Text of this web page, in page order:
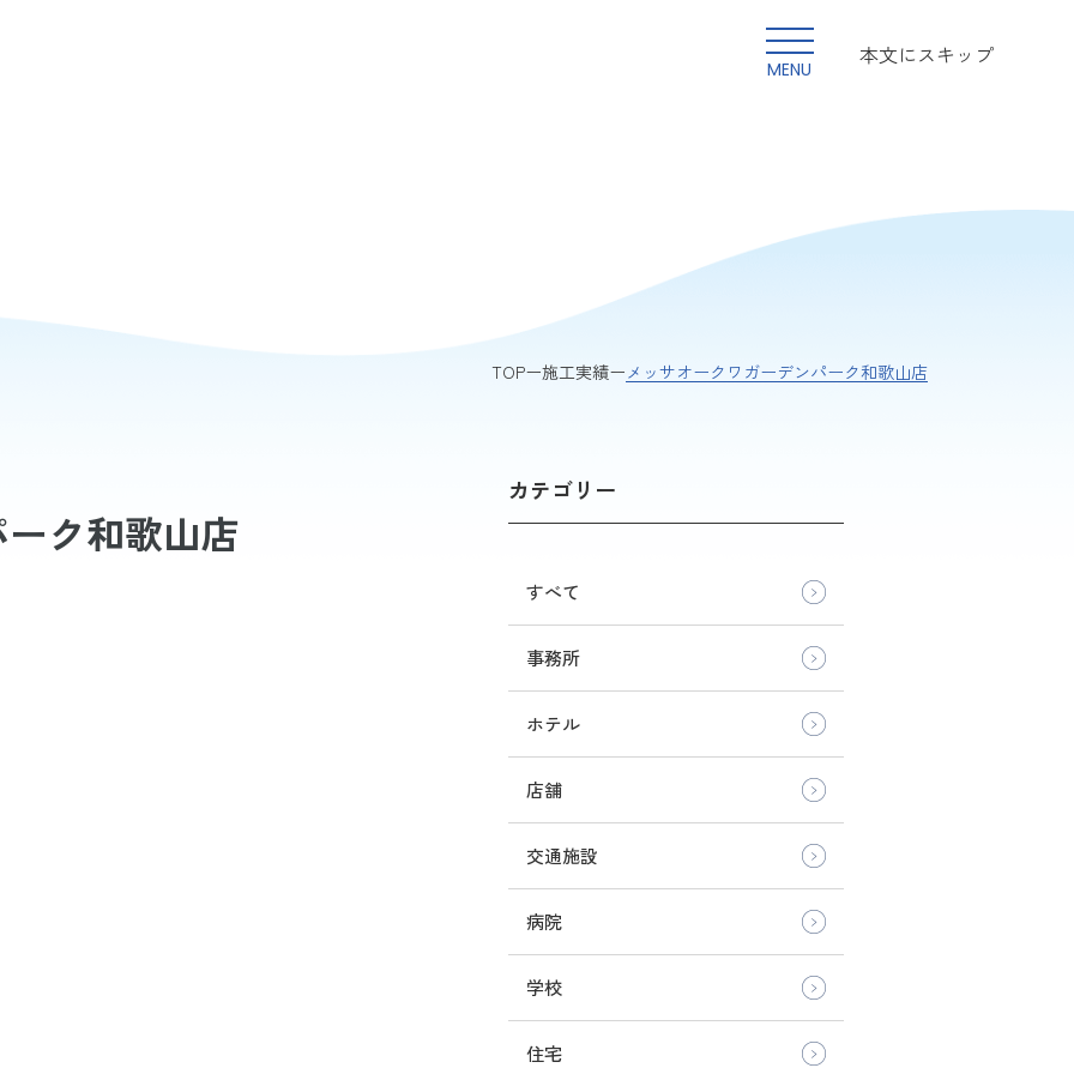
MENU
本文にスキップ
TOP 施工実績 メッサオークワガーデンパーク和歌山店
ク和歌山店
カテゴリー
すべて
事務所
ホテル
店舗
交通施設
病院
学校
住宅